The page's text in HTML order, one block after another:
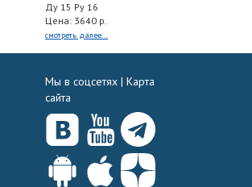
Ду 15 Ру 16
Цена: 3640 р.
смотреть далее...
Мы в соцсетях | Карта
сайта